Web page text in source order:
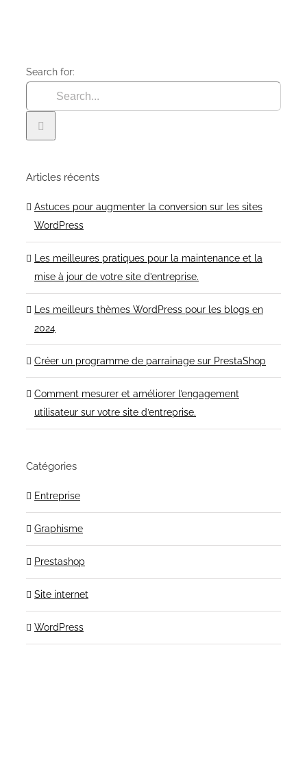
Search for:
Articles récents
Astuces pour augmenter la conversion sur les sites
WordPress
Les meilleures pratiques pour la maintenance et la
mise à jour de votre site d’entreprise.
Les meilleurs thèmes WordPress pour les blogs en
2024
Créer un programme de parrainage sur PrestaShop
Comment mesurer et améliorer l’engagement
utilisateur sur votre site d’entreprise.
Catégories
Entreprise
Graphisme
Prestashop
Site internet
WordPress